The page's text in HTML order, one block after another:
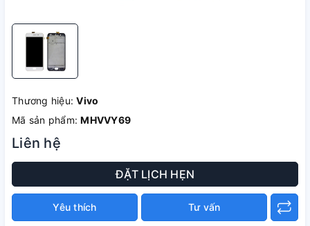
Thương hiệu:Vivo
Mã sản phẩm:MHVVY69
Liên hệ
ĐẶT LỊCH HẸN
Yêu thích Tư vấn